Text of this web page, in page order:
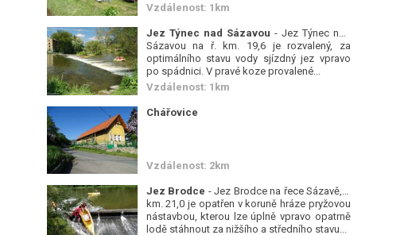
Vzdálenost: 1km
Jez Týnec nad Sázavou - Jez Týnec nad
Sázavou na ř. km. 19,6 je rozvalený, za
optimálního stavu vody sjízdný jez vpravo
po spádnici. V pravé koze provalené...
Vzdálenost: 1km
Chářovice
Vzdálenost: 2km
Jez Brodce - Jez Brodce na řece Sázavě, ř.
km. 21,0 je opatřen v koruně hráze pryžovou
nástavbou, kterou lze úplně vpravo opatrně
lodě stáhnout za nižšího a středního stavu...